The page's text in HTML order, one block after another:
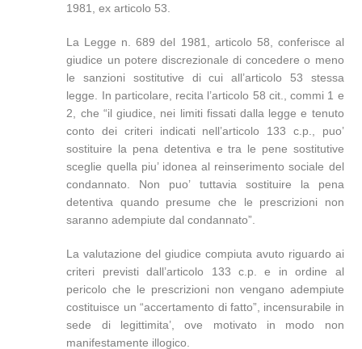
1981, ex articolo 53.
La Legge n. 689 del 1981, articolo 58, conferisce al
giudice un potere discrezionale di concedere o meno
le sanzioni sostitutive di cui all’articolo 53 stessa
legge. In particolare, recita l’articolo 58 cit., commi 1 e
2, che “il giudice, nei limiti fissati dalla legge e tenuto
conto dei criteri indicati nell’articolo 133 c.p., puo’
sostituire la pena detentiva e tra le pene sostitutive
sceglie quella piu’ idonea al reinserimento sociale del
condannato. Non puo’ tuttavia sostituire la pena
detentiva quando presume che le prescrizioni non
saranno adempiute dal condannato”.
La valutazione del giudice compiuta avuto riguardo ai
criteri previsti dall’articolo 133 c.p. e in ordine al
pericolo che le prescrizioni non vengano adempiute
costituisce un “accertamento di fatto”, incensurabile in
sede di legittimita’, ove motivato in modo non
manifestamente illogico.